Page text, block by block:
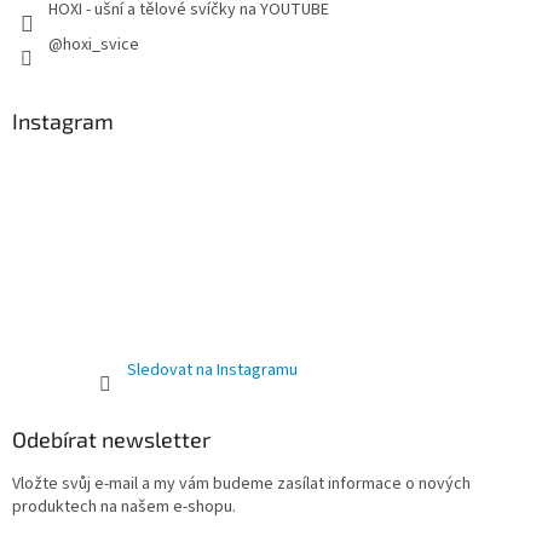
HOXI - ušní a tělové svíčky na YOUTUBE
@hoxi_svice
Instagram
Sledovat na Instagramu
Odebírat newsletter
Vložte svůj e-mail a my vám budeme zasílat informace o nových
produktech na našem e-shopu.